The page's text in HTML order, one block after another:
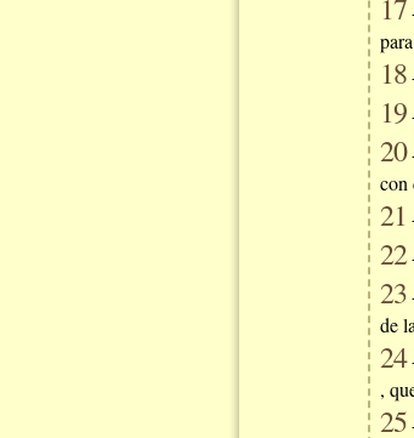
17
18
19
20
con
21
22
23
de
24
,
25